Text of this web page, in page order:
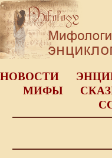
НОВОСТИ
МИФЫ